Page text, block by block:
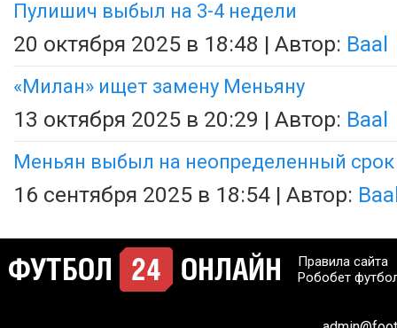
Пулишич выбыл на 3-4 недели
20 октября 2025 в 18:48 | Автор: Baal
«Милан» ищет замену Меньяну
13 октября 2025 в 20:29 | Автор: Baal
Меньян выбыл на неопределенный срок
16 сентября 2025 в 18:54 | Автор:
Правила сайта
Робобет